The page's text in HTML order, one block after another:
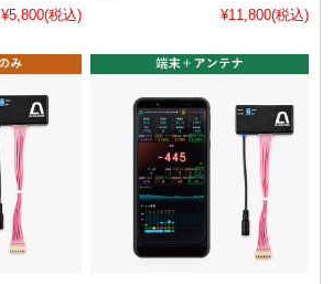
¥5,800(税込)
¥11,800(税込)